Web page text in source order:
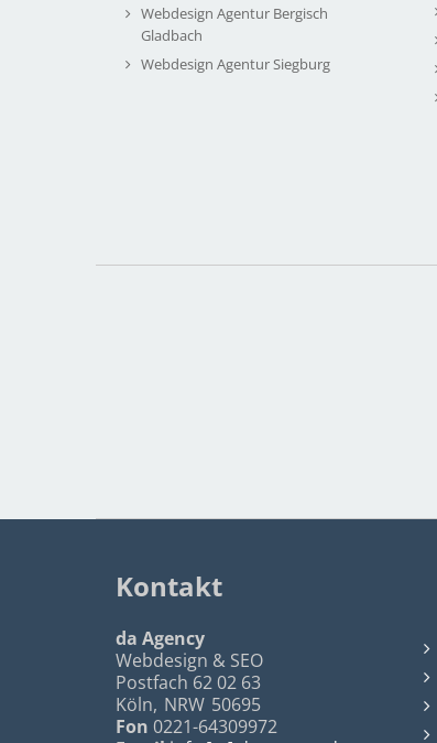
Webdesign Agentur Bergisch
Gladbach
Webdesign Agentur Siegburg
Kontakt
da Agency
Webdesign & SEO
Postfach 62 02 63
Köln, NRW 50695
Fon 0221-64309972